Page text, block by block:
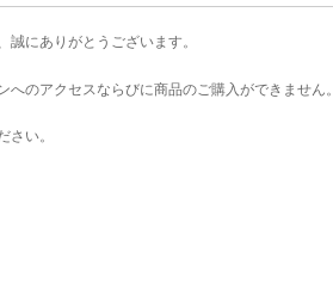
にありがとうございます。
のアクセスならびに商品のご購入ができません。
さい。